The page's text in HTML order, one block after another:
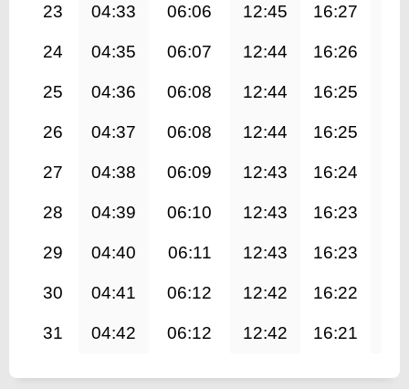
23 04:33 06:06 12:45 16:27
24 04:35 06:07 12:44 16:26
25 04:36 06:08 12:44 16:25
26 04:37 06:08 12:44 16:25
27 04:38 06:09 12:43 16:24
28 04:39 06:10 12:43 16:23
29 04:40 06:11 12:43 16:23
30 04:41 06:12 12:42 16:22
31 04:42 06:12 12:42 16:21